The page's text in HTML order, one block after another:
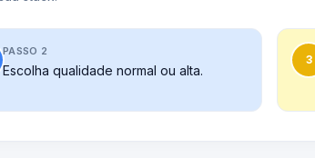
PASSO 2
Escolha qualidade normal ou alta.
3